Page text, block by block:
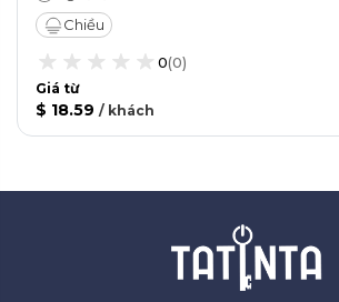
Chiều
0(0)
Giá từ
$ 18.59 / khách